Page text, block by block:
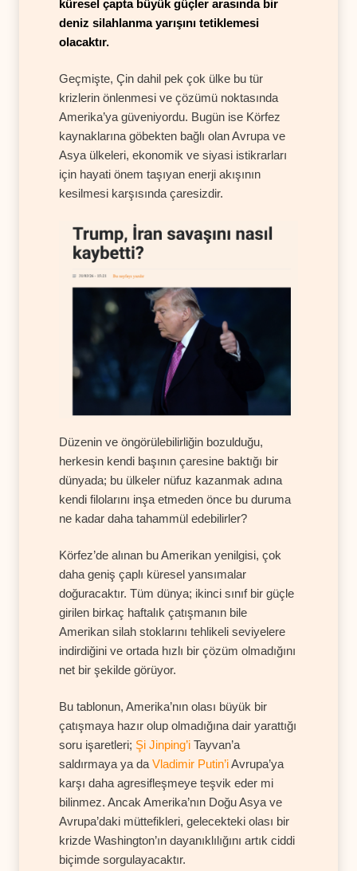
küresel çapta büyük güçler arasında bir
deniz silahlanma yarışını tetiklemesi
olacaktır.
Geçmişte, Çin dahil pek çok ülke bu tür
krizlerin önlenmesi ve çözümü noktasında
Amerika’ya güveniyordu. Bugün ise Körfez
kaynaklarına göbekten bağlı olan Avrupa ve
Asya ülkeleri, ekonomik ve siyasi istikrarları
için hayati önem taşıyan enerji akışının
kesilmesi karşısında çaresizdir.
Düzenin ve öngörülebilirliğin bozulduğu,
herkesin kendi başının çaresine baktığı bir
dünyada; bu ülkeler nüfuz kazanmak adına
kendi filolarını inşa etmeden önce bu duruma
ne kadar daha tahammül edebilirler?
Körfez’de alınan bu Amerikan yenilgisi, çok
daha geniş çaplı küresel yansımalar
doğuracaktır. Tüm dünya; ikinci sınıf bir güçle
girilen birkaç haftalık çatışmanın bile
Amerikan silah stoklarını tehlikeli seviyelere
indirdiğini ve ortada hızlı bir çözüm olmadığını
net bir şekilde görüyor.
Bu tablonun, Amerika’nın olası büyük bir
çatışmaya hazır olup olmadığına dair yarattığı
soru işaretleri; Şi Jinping’i Tayvan’a
saldırmaya ya da Vladimir Putin’iAvrupa’ya
karşı daha agresifleşmeye teşvik eder mi
bilinmez. Ancak Amerika’nın Doğu Asya ve
Avrupa’daki müttefikleri, gelecekteki olası bir
krizde Washington’ın dayanıklılığını artık ciddi
biçimde sorgulayacaktır.